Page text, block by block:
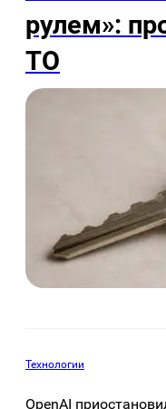
рулем»:
ТО
Технологии
OpenAI